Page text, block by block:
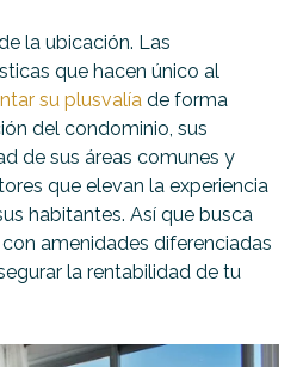
la ubicación. Las
que hacen único al
su plusvalía de forma
del condominio, sus
de sus áreas comunes y
que elevan la experiencia
habitantes. Así que busca
amenidades diferenciadas
la rentabilidad de tu